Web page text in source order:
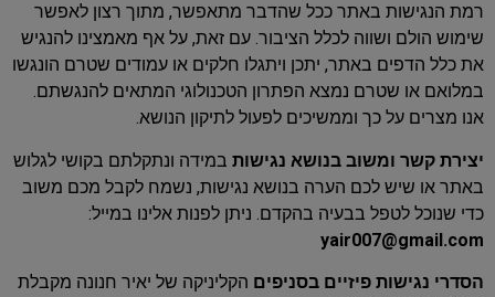
רמת הנגישות באתר ככל שהדבר מתאפשר, מתוך רצון לאפשר
שימוש הולם ושווה לכלל הציבור. עם זאת, על אף מאמצינו להנגיש
את כלל הדפים באתר, יתכן ויתגלו חלקים או עמודים שטרם הונגשו
במלואם או שטרם נמצא הפתרון הטכנולוגי המתאים להנגשתם.
אנו מצרים על כך וממשיכים לפעול לתיקון הנושא.
יצירת קשר ומשוב בנושא נגישות במידה ונתקלתם בקושי לגלוש
באתר או שיש לכם הערה בנושא נגישות, נשמח לקבל מכם משוב
כדי שנוכל לטפל בבעיה בהקדם. ניתן לפנות אלינו במייל:
yair007@gmail.com
הסדרי נגישות פיזיים בסניפים הקליניקה של יאיר חנונה מקבלת